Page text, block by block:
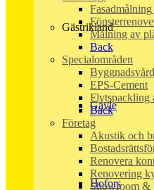
Gästrikland
Gävle
Hofors
Målning av
Back
Specialområden
Byggnadsvård
EPS-Cement
Flytspackling
Back
Företag
Akustik och
Renovera
Renovering
Showroom &